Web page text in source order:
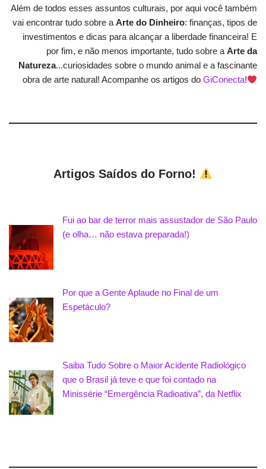
Além de todos esses assuntos culturais, por aqui você também
vai encontrar tudo sobre aArte do Dinheiro: finanças, tipos de
investimentos e dicas para alcançar a liberdade financeira! E
por fim, e não menos importante, tudo sobre aArte da
Natureza...curiosidades sobre o mundo animal e a fascinante
obra de arte natural! Acompanhe os artigos do GiConecta!
Artigos Saídos do Forno!
Fui ao bar de terror mais assustador de São Paulo
(e olha… não estava preparada!)
Por que a Gente Aplaude no Final de um
Espetáculo?
Saiba Tudo Sobre o Maior Acidente Radiológico
que o Brasil já teve e que foi contado na
Minissérie “Emergência Radioativa”, da Netflix